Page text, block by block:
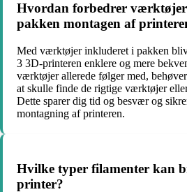
Hvordan forbedrer
pakken montagen af
Med værktøjer inkluderet i pakken
3 3D-printeren enklere og mere
værktøjer allerede følger med,
at skulle finde de rigtige værktøjer
Dette sparer dig tid og besvær og
montagning af printeren.
Hvilke typer filamenter kan
printer?